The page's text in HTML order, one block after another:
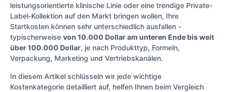
leistungsorientierte klinische Linie oder eine trendige Private-
Label-Kollektion auf den Markt bringen wollen, Ihre
Startkosten können sehr unterschiedlich ausfallen -
typischerweise von 10.000 Dollar am unteren Ende bis weit
über 100.000 Dollar, je nach Produkttyp, Formeln,
Verpackung, Marketing und Vertriebskanälen.
In diesem Artikel schlüsseln wir jede wichtige
Kostenkategorie detailliert auf, helfen Ihnen beim Vergleich